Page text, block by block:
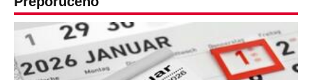
DRAMA ZBOG LJUBAVNE PRIČE
Zbog svadbe trudne Srpkinje i Albanca